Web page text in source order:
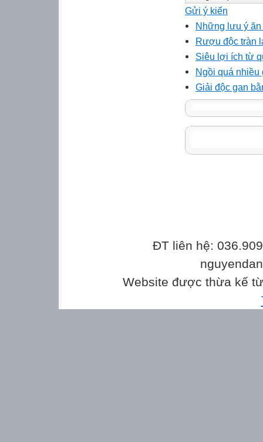
Gửi ý kiến
Những lưu ý
Rượu độc tràn
Siêu lợi ích từ
Ngồi quá nhiều
Giải độc gan
ĐT liên hệ:
Website được thừa kế